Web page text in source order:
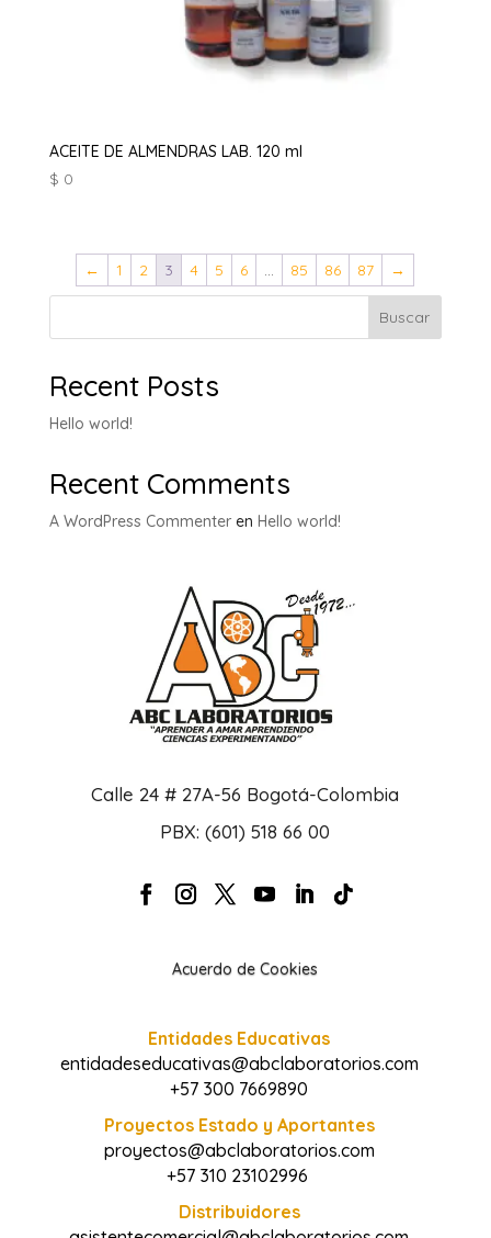
ACEITE DE ALMENDRAS LAB. 120 ml
$ 0
← 1 2 3 4 5 6 … 85 86 87 →
Buscar
Recent Posts
Hello world!
Recent Comments
A WordPress Commenteren Hello world!
Calle 24 # 27A-56 Bogotá-Colombia
PBX: (601) 518 66 00
Acuerdo de Cookies
Entidades Educativas
entidadeseducativas@abclaboratorios.com
+57 300 7669890
Proyectos Estado y Aportantes
proyectos@abclaboratorios.com
+57 310 23102996
Distribuidores